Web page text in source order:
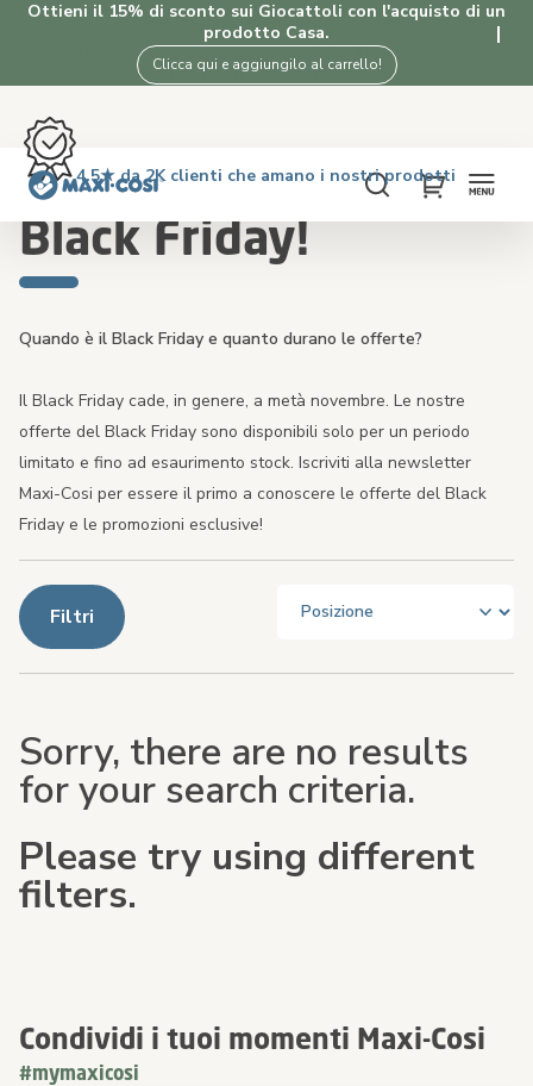
Ottieni il 15% di sconto sui Giocattoli con l'acquisto di un
prodotto Casa.
Clicca qui e aggiungilo al carrello!
4.5★ da 2K clienti che amano i nostri prodotti
Reso gratuito entro 100 giorni
Cerca
My Cart
Home Black Friday!
Black Friday!
Quando è il Black Friday e quanto durano le offerte?
Il Black Friday cade, in genere, a metà novembre. Le nostre
offerte del Black Friday sono disponibili solo per un periodo
limitato e fino ad esaurimento stock. Iscriviti alla newsletter
Maxi-Cosi per essere il primo a conoscere le offerte del Black
Friday e le promozioni esclusive!
Filtri
Sorry, there are no results
for your search criteria.
Please try using different
filters.
Condividi i tuoi momenti Maxi-Cosi
#mymaxicosi